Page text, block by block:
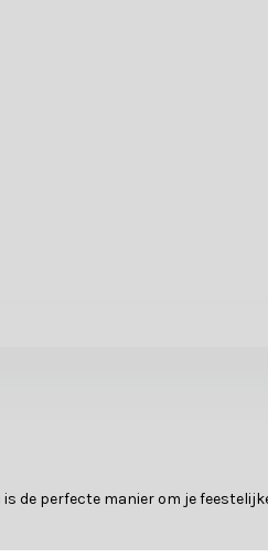
de perfecte manier om je